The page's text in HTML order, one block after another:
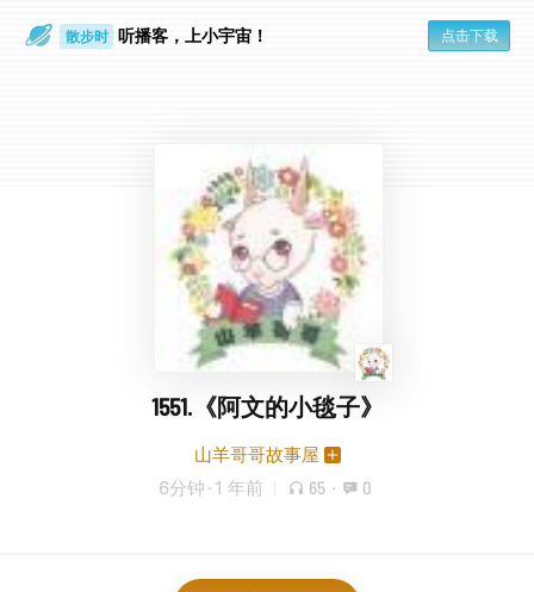
散步时 听播客，上小宇宙！ 点击下载
1551.《阿文的小毯子》
山羊哥哥故事屋
6分钟 · 1 年前 65 · 0